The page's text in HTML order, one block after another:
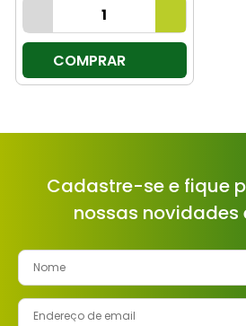
COMPRAR
Cadastre-se e fique
nossas novidades